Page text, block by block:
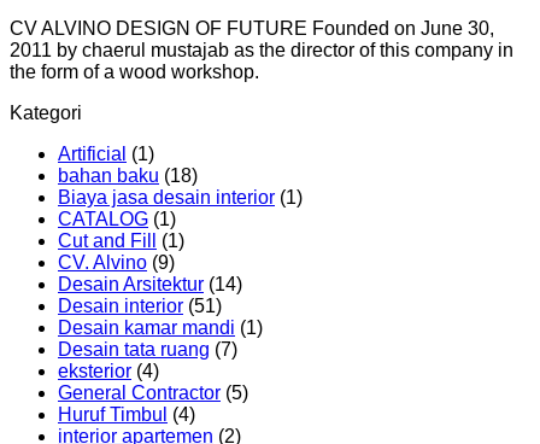
CV ALVINO DESIGN OF FUTURE Founded on June 30,
2011 by chaerul mustajab as the director of this company in
the form of a wood workshop.
Kategori
Artificial (1)
bahan baku (18)
Biaya jasa desain interior (1)
CATALOG (1)
Cut and Fill
(1)
CV. Alvino (9)
Desain Arsitektur (14)
Desain interior (51)
Desain kamar mandi (1)
Desain tata ruang (7)
eksterior (4)
General Contractor (5)
Huruf Timbul (4)
interior apartemen (2)